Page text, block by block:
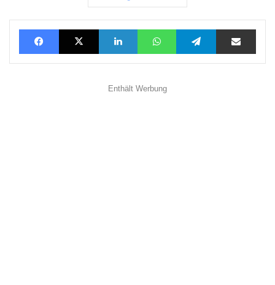
FacebookX LinkedInWhatsAppTelegramTeilen via E-Mail
Enthält Werbung